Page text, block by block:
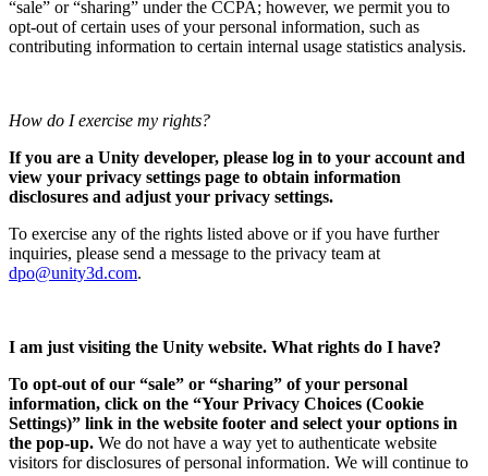
“sale” or “sharing” under the CCPA; however, we permit you to
opt-out of certain uses of your personal information, such as
contributing information to certain internal usage statistics analysis.
How do I exercise my rights?
If you are a Unity developer, please log in to your account and
view your privacy settings page to obtain information
disclosures and adjust your privacy settings.
To exercise any of the rights listed above or if you have further
inquiries, please send a message to the privacy team at
dpo@unity3d.com.
I am just visiting the Unity website. What rights do I have?
To opt-out of our “sale” or “sharing” of your personal
information, click on the “Your Privacy Choices (Cookie
Settings)” link in the website footer and select your options in
the pop-up. We do not have a way yet to authenticate website
visitors for disclosures of personal information. We will continue to